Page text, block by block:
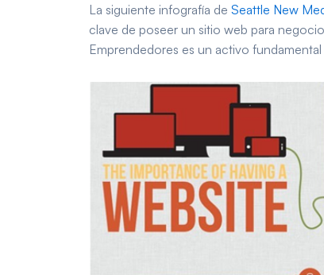
La siguiente infografía de Seattle New
clave de poseer un sitio web para
Emprendedores es un activo